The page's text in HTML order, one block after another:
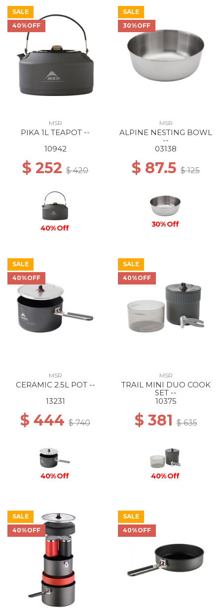
SALE
40%OFF
MSR
PIKA 1L TEAPOT --
10942
$ 252 $ 420
40% Off
SALE
30%OFF
MSR
ALPINE NESTING BOWL
--
03138
$ 87.5 $ 125
30% Off
SALE
40%OFF
MSR
CERAMIC 2.5L POT --
13231
$ 444 $ 740
40% Off
SALE
40%OFF
MSR
TRAIL MINI DUO COOK
SET --
10375
$ 381$ 635
40% Off
SALE
40%OFF
SALE
40%OFF